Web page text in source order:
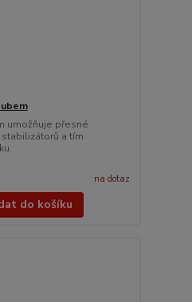
umožňuje přesné
a tím
na dotaz
do košíku